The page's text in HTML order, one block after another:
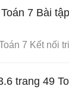
7 Bài
7 Kết nối
trang 49